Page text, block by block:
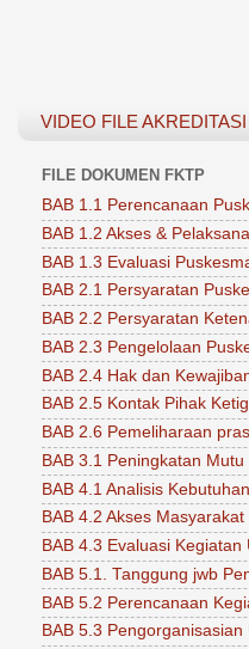
VIDEO FILE AKREDITASI
FILE DOKUMEN FKTP
BAB 1.1 Perencanaan
BAB 1.2 Akses &
BAB 1.3 Evaluasi
BAB 2.1 Persyaratan
BAB 2.2 Persyaratan
BAB 2.3 Pengelolaan
BAB 2.4 Hak dan
BAB 2.5 Kontak Pihak
BAB 2.6 Pemeliharaan
BAB 3.1 Peningkatan
BAB 4.1 Analisis
BAB 4.2 Akses
BAB 4.3 Evaluasi Kegiatan
BAB 5.1. Tanggung jwb
BAB 5.2 Perencanaan
BAB 5.3 Pengorganisasian